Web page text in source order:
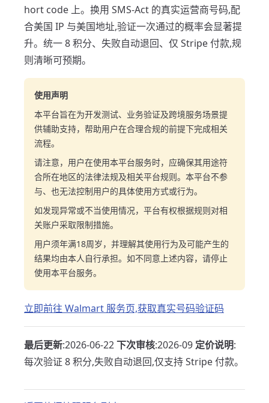
hort code 上。换用 SMS-Act 的真实运营商号码,配
合美国 IP 与美国地址,验证一次通过的概率会显著提
升。统一 8 积分、失败自动退回、仅 Stripe 付款,规
则清晰可预期。
使用声明
本平台旨在为开发测试、业务验证及跨境服务场景提
供辅助支持，帮助用户在合理合规的前提下完成相关
流程。
请注意，用户在使用本平台服务时，应确保其用途符
合所在地区的法律法规及相关平台规则。本平台不参
与、也无法控制用户的具体使用方式或行为。
如发现异常或不当使用情况，平台有权根据规则对相
关账户采取限制措施。
用户须年满18周岁，并理解其使用行为及可能产生的
结果均由本人自行承担。如不同意上述内容，请停止
使用本平台服务。
立即前往 Walmart 服务页,获取真实号码验证码
最后更新:2026-06-22下次审核:2026-09 定价说明:
每次验证 8 积分,失败自动退回,仅支持 Stripe 付款。